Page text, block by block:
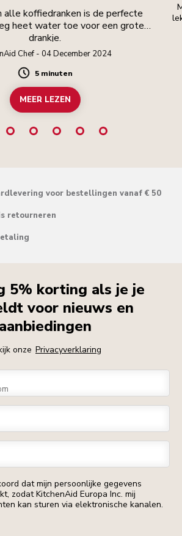
alle koffiedranken is de perfecte
heet water toe voor een groter
drankje.
Chef - 04 December 2024
Duration
5 minuten
MEER LEZEN
voor bestellingen vanaf € 50
retourneren
5% korting als je je
voor nieuws en
aanbiedingen
onze Privacyverklaring
dat mijn persoonlijke gegevens
zodat KitchenAid Europa Inc. mij
kan sturen via elektronische kanalen.